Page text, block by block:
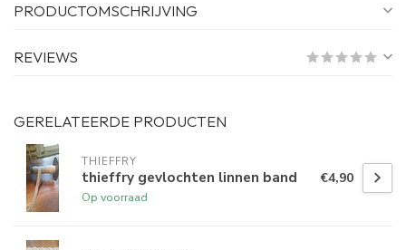
PRODUCTOMSCHRIJVING
REVIEWS
GERELATEERDE PRODUCTEN
THIEFFRY
thieffry gevlochten linnen band
Op voorraad
€4,90